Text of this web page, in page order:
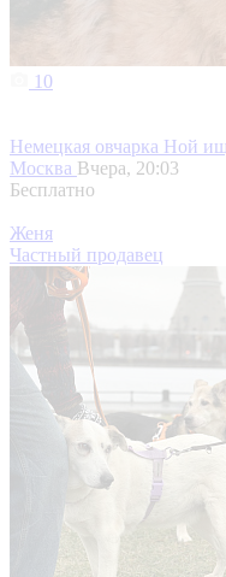
10
Немецкая овчарка Ной
Москва Вчера, 20:03
Бесплатно
Женя
Частный продавец